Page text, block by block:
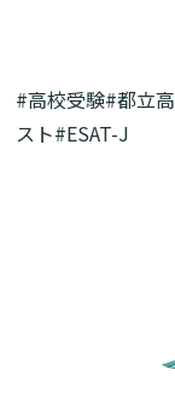
#高校受験#都立
スト#ESAT-J